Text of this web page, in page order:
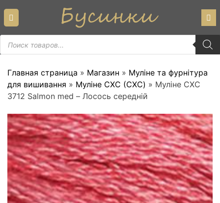
content
Пошук
товарів
Главная страница » Магазин » Муліне та фурнітура
для вишивання » Муліне СХС (CXC) » Муліне СХС
3712 Salmon med – Лосось середній